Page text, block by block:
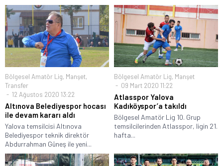
Bölgesel Amatör Lig, Manşet,
Transfer
12 Ağustos 2020 13:22
Altınova Belediyespor hocası
ile devam kararı aldı
Yalova temsilcisi Altınova
Belediyespor teknik direktör
Abdurrahman Güneş ile yeni...
Bölgesel Amatör Lig, Manşet
09 Mart 2020 11:22
Atlasspor Yalova
Kadıköyspor’a takıldı
Bölgesel Amatör Lig 10. Grup
temsilcilerinden Atlasspor, ligin 21.
hafta...